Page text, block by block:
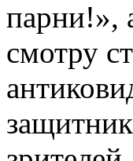
парни!»,
смотру